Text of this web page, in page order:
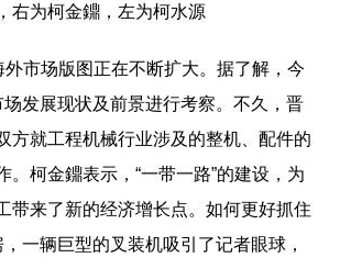
右为柯金鐤，左为柯水源
市场版图正在不断扩大。据了解，今
发展现状及前景进行考察。不久，晋
方就工程机械行业涉及的整机、配件的
柯金鐤表示，“一带一路”的建设，为
带来了新的经济增长点。如何更好抓住
一辆巨型的叉装机吸引了记者眼球，